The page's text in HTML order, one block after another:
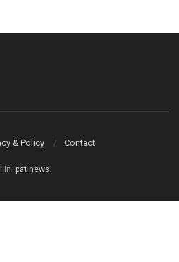
& Policy Contact
Ini patinews.